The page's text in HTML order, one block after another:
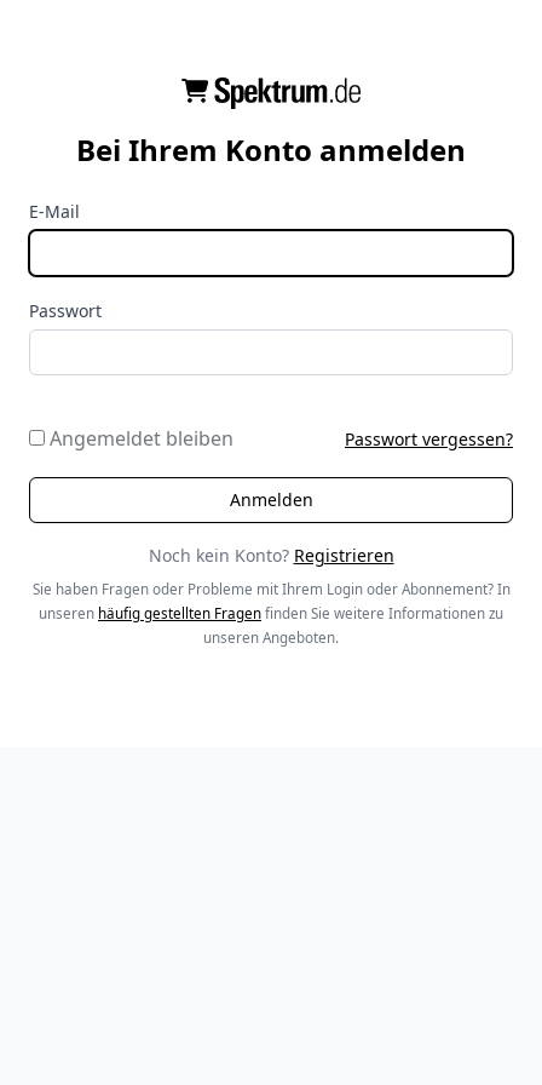
Bei Ihrem Konto anmelden
E-Mail
Passwort
Angemeldet bleiben Passwort vergessen?
Noch kein Konto? Registrieren
Sie haben Fragen oder Probleme mit Ihrem Login oder Abonnement? In
unseren häufig gestellten Fragen finden Sie weitere Informationen zu
unseren Angeboten.